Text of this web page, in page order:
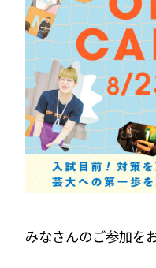
みなさんのご参加を